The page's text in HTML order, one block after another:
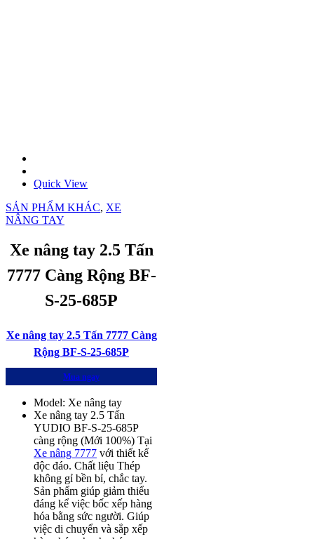
Quick View
SẢN PHẨM KHÁC, XE
NÂNG TAY
Xe nâng tay 2.5 Tấn
7777 Càng Rộng BF-
S-25-685P
Xe nâng tay 2.5 Tấn 7777 Càng
Rộng BF-S-25-685P
Mua ngay
Model: Xe nâng tay
Xe nâng tay 2.5 Tấn
YUDIO BF-S-25-685P
càng rộng (Mới 100%) Tại
Xe nâng 7777 với thiết kế
độc đáo. Chất liệu Thép
không gỉ bền bỉ, chắc tay.
Sản phẩm giúp giảm thiểu
đáng kể việc bốc xếp hàng
hóa bằng sức người. Giúp
việc di chuyển và sắp xếp